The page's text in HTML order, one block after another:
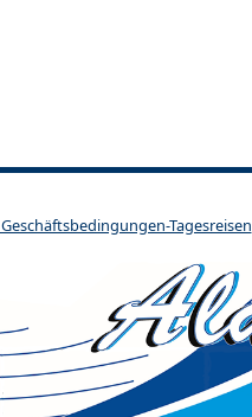
Geschäftsbedingungen-Tagesreisen